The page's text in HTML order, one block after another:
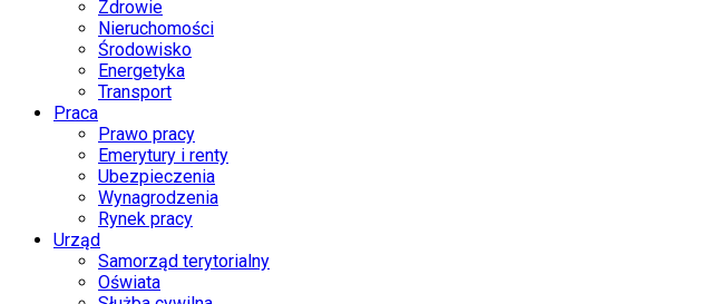
Zdrowie
Nieruchomości
Środowisko
Energetyka
Transport
Praca
Prawo pracy
Emerytury i renty
Ubezpieczenia
Wynagrodzenia
Rynek pracy
Urząd
Samorząd terytorialny
Oświata